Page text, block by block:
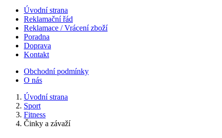
Úvodní strana
Reklamační řád
Reklamace / Vrácení zboží
Poradna
Doprava
Kontakt
Obchodní podmínky
O nás
Úvodní strana
Sport
Fitness
Činky a závaží